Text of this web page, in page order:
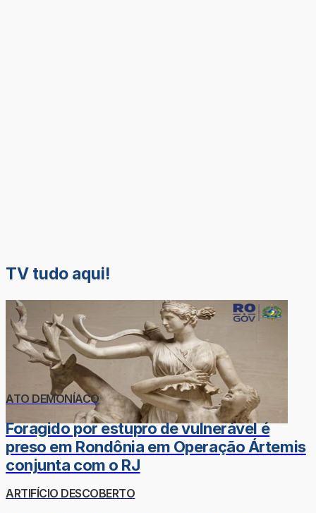
TV tudo aqui!
ATO DEMONÍACO
Foragido por estupro de vulnerável é
preso em Rondônia em Operação Ártemis
conjunta com o RJ
ARTIFÍCIO DESCOBERTO